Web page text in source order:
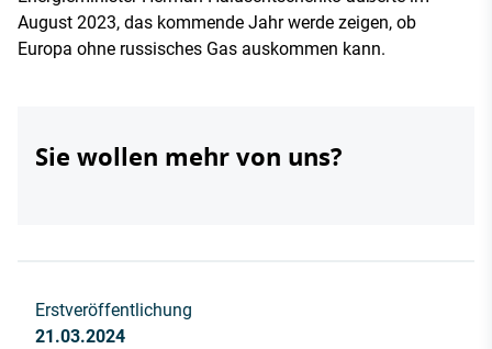
August 2023, das kommende Jahr werde zeigen, ob
Europa ohne russisches Gas auskommen kann.
Sie wollen mehr von uns?
Erstveröffentlichung
21.03.2024